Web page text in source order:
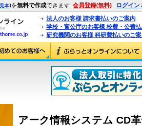
見本)を無料で作成できます 会員登録(無料) ログイン
法人のお客様 請求書払いのご案内
学校・官公庁のお客様 校費・公費
研究機関のお客様 科研費払いのご
アーク情報システム CD